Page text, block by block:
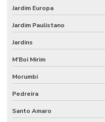
Jardim Europa
Jardim Paulistano
Jardins
M'Boi Mirim
Morumbi
Pedreira
Santo Amaro